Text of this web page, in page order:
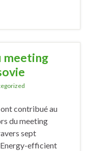
meeting
contribué au
du meeting
sept
efficient